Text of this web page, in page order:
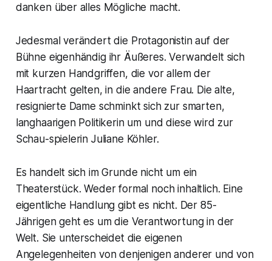
danken über alles Mögliche macht.
Jedesmal verändert die Protagonistin auf der
Bühne eigenhändig ihr Äußeres. Verwandelt sich
mit kurzen Handgriffen, die vor allem der
Haartracht gelten, in die andere Frau. Die alte,
resignierte Dame schminkt sich zur smarten,
langhaarigen Politikerin um und diese wird zur
Schau-spielerin Juliane Köhler.
Es handelt sich im Grunde nicht um ein
Theaterstück. Weder formal noch inhaltlich. Eine
eigentliche Handlung gibt es nicht. Der 85-
Jährigen geht es um die Verantwortung in der
Welt. Sie unterscheidet die eigenen
Angelegenheiten von denjenigen anderer und von